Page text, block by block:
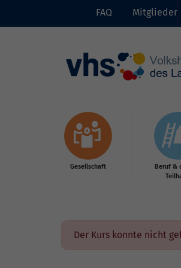
FAQ Mitglieder
Gesellschaft
Beruf &
Der Kurs konnte nicht